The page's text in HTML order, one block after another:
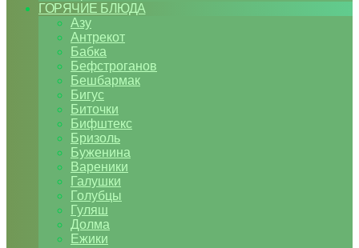
ГОРЯЧИЕ БЛЮДА
Азу
Антрекот
Бабка
Бефстроганов
Бешбармак
Бигус
Биточки
Бифштекс
Бризоль
Буженина
Вареники
Галушки
Голубцы
Гуляш
Долма
Ежики